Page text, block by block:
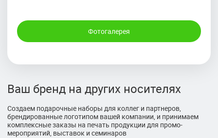
Фотогалерея
Ваш бренд на других носителях
Создаем подарочные наборы для коллег и партнеров,
брендированные логотипом вашей компании, и принимаем
комплексные заказы на печать продукции для промо-
мероприятий, выставок и семинаров